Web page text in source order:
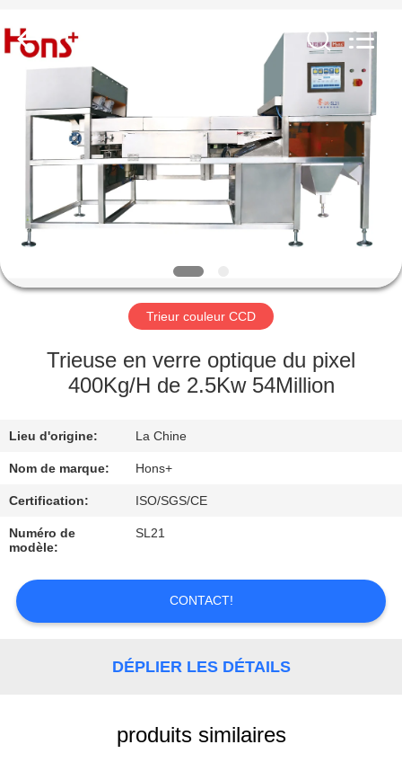
MAISON
PRODUITS
SUJET
DE
NOUS
VISITE
D'USINE
CONTRÔLE
DE
QUALITÉ
CONTACTEZ-
NOUS
Copyright
2019
Rights
Trieur couleur CCD
Trieuse en verre optique du pixel
400Kg/H de 2.5Kw 54Million
Lieu d'origine: La Chine
Nom de marque: Hons+
Certification: ISO/SGS/CE
Numéro de
modèle:
SL21
CONTACT!
DÉPLIER LES DÉTAILS
produits similaires